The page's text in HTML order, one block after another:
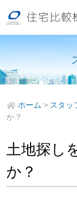
ホーム > スタッ
か？
土地探し
か？